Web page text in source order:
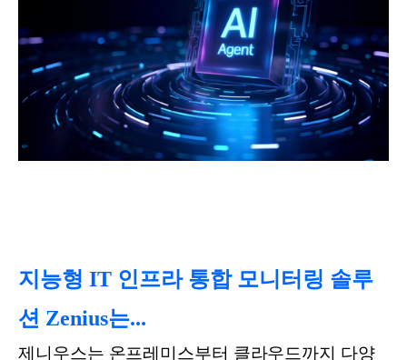
지능형 IT 인프라 통합 모니터링 솔루
션 Zenius는...
제니우스는 온프레미스부터 클라우드까지 다양